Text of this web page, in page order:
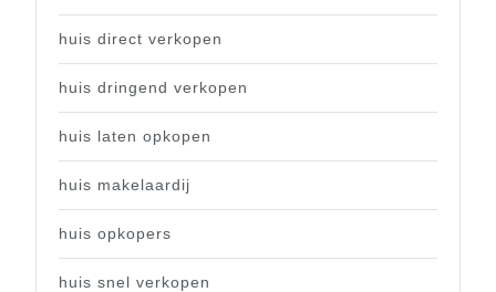
huis direct verkopen
huis dringend verkopen
huis laten opkopen
huis makelaardij
huis opkopers
huis snel verkopen